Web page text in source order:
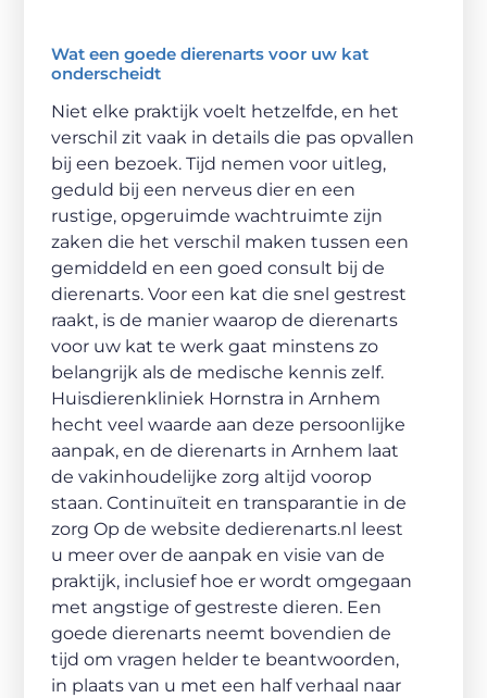
Wat een goede dierenarts voor uw kat
onderscheidt
Niet elke praktijk voelt hetzelfde, en het
verschil zit vaak in details die pas opvallen
bij een bezoek. Tijd nemen voor uitleg,
geduld bij een nerveus dier en een
rustige, opgeruimde wachtruimte zijn
zaken die het verschil maken tussen een
gemiddeld en een goed consult bij de
dierenarts. Voor een kat die snel gestrest
raakt, is de manier waarop de dierenarts
voor uw kat te werk gaat minstens zo
belangrijk als de medische kennis zelf.
Huisdierenkliniek Hornstra in Arnhem
hecht veel waarde aan deze persoonlijke
aanpak, en de dierenarts in Arnhem laat
de vakinhoudelijke zorg altijd voorop
staan. Continuïteit en transparantie in de
zorg Op de website dedierenarts.nl leest
u meer over de aanpak en visie van de
praktijk, inclusief hoe er wordt omgegaan
met angstige of gestreste dieren. Een
goede dierenarts neemt bovendien de
tijd om vragen helder te beantwoorden,
in plaats van u met een half verhaal naar